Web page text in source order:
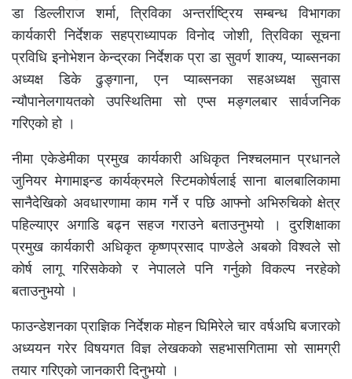
डा डिल्लीराज शर्मा, त्रिविका अन्तर्राष्ट्रिय सम्बन्ध विभागका
कार्यकारी निर्देशक सहप्राध्यापक विनोद जोशी, त्रिविका सूचना
प्रविधि इनोभेशन केन्द्रका निर्देशक प्रा डा सुवर्ण शाक्य, प्याब्सनका
अध्यक्ष डिके ढुङ्गाना, एन प्याब्सनका सहअध्यक्ष सुवास
न्यौपानेलगायतको उपस्थितिमा सो एप्स मङ्गलबार सार्वजनिक
गरिएको हो ।
नीमा एकेडेमीका प्रमुख कार्यकारी अधिकृत निश्चलमान प्रधानले
जुनियर मेगामाइन्ड कार्यक्रमले स्टिमकोर्षलाई साना बालबालिकामा
सानैदेखिको अवधारणामा काम गर्ने र पछि आफ्नो अभिरुचिको क्षेत्र
पहिल्याएर अगाडि बढ्न सहज गराउने बताउनुभयो । दुरशिक्षाका
प्रमुख कार्यकारी अधिकृत कृष्णप्रसाद पाण्डेले अबको विश्वले सो
कोर्ष लागू गरिसकेको र नेपालले पनि गर्नुको विकल्प नरहेको
बताउनुभयो ।
फाउन्डेशनका प्राज्ञिक निर्देशक मोहन घिमिरेले चार वर्षअघि बजारको
अध्ययन गरेर विषयगत विज्ञ लेखकको सहभासगितामा सो सामग्री
तयार गरिएको जानकारी दिनुभयो ।